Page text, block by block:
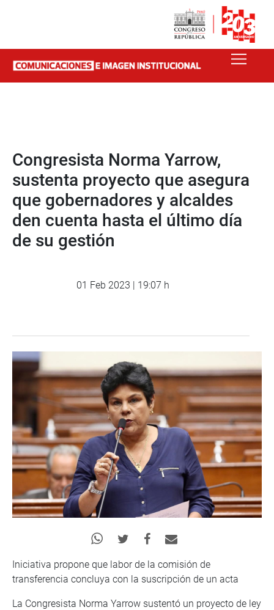
Congresista Norma Yarrow,
sustenta proyecto que asegura
que gobernadores y alcaldes
den cuenta hasta el último día
de su gestión
01 Feb 2023 | 19:07 h
Iniciativa propone que labor de la comisión de
transferencia concluya con la suscripción de un acta
La Congresista Norma Yarrow sustentó un proyecto de ley